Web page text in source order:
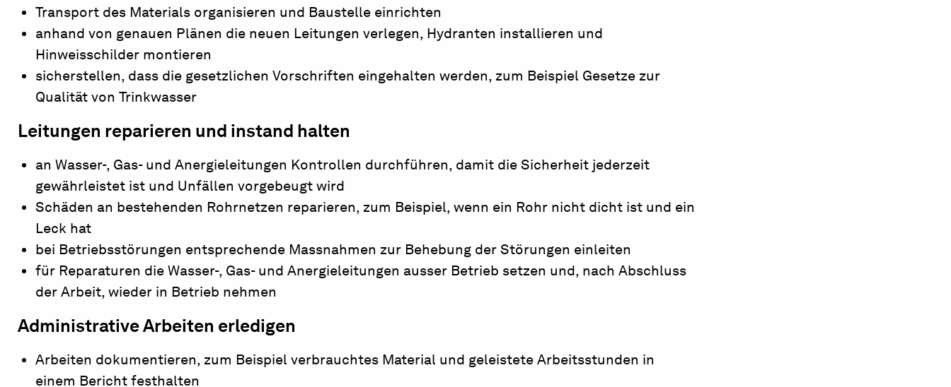
Transport des Materials organisieren und Baustelle einrichten
anhand von genauen Plänen die neuen Leitungen verlegen, Hydranten installieren und
Hinweisschilder montieren
sicherstellen, dass die gesetzlichen Vorschriften eingehalten werden, zum Beispiel Gesetze zur
Qualität von Trinkwasser
Leitungen reparieren und instand halten
an Wasser-, Gas- und Anergieleitungen Kontrollen durchführen, damit die Sicherheit jederzeit
gewährleistet ist und Unfällen vorgebeugt wird
Schäden an bestehenden Rohrnetzen reparieren, zum Beispiel, wenn ein Rohr nicht dicht ist und ein
Leck hat
bei Betriebsstörungen entsprechende Massnahmen zur Behebung der Störungen einleiten
für Reparaturen die Wasser-, Gas- und Anergieleitungen ausser Betrieb setzen und, nach Abschluss
der Arbeit, wieder in Betrieb nehmen
Administrative Arbeiten erledigen
Arbeiten dokumentieren, zum Beispiel verbrauchtes Material und geleistete Arbeitsstunden in
einem Bericht festhalten